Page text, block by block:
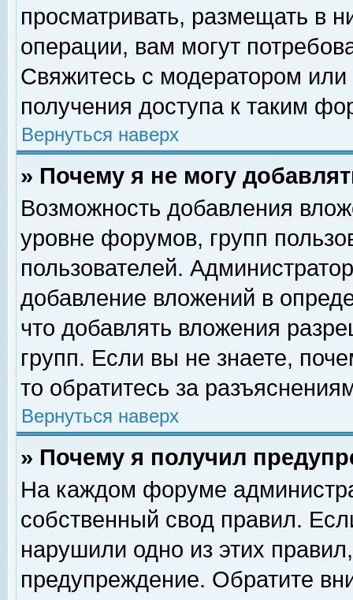
просматривать, размещать в
операции, вам могут
Свяжитесь с модератором
получения доступа к таким
Вернуться наверх
» Почему я не могу
Возможность добавления
уровне форумов, групп
пользователей.
добавление вложений в
что добавлять вложения
групп. Если вы не знаете,
то обратитесь за
Вернуться наверх
» Почему я получил
На каждом форуме
собственный свод правил.
нарушили одно из этих
предупреждение. Обратите